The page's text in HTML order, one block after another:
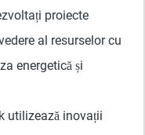
proiecte
al resurselor cu
energetică și
utilizează inovații